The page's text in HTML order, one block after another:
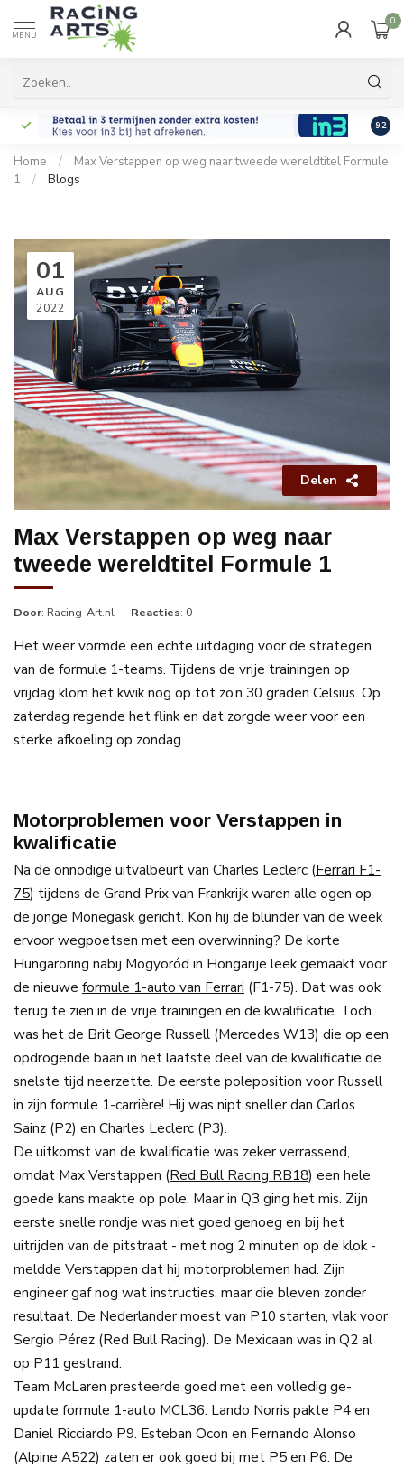
MENU
0
9.2
Home /
Max Verstappen op weg naar tweede wereldtitel Formule
1
/ Blogs
01
AUG
2022
Delen
Max Verstappen op weg naar
tweede wereldtitel Formule 1
Door: Racing-Art.nl Reacties: 0
Het weer vormde een echte uitdaging voor de strategen
van de formule 1-teams. Tijdens de vrije trainingen op
vrijdag klom het kwik nog op tot zo’n 30 graden Celsius. Op
zaterdag regende het flink en dat zorgde weer voor een
sterke afkoeling op zondag.
Motorproblemen voor Verstappen in
kwalificatie
Na de onnodige uitvalbeurt van Charles Leclerc (Ferrari F1-
75) tijdens de Grand Prix van Frankrijk waren alle ogen op
de jonge Monegask gericht. Kon hij de blunder van de week
ervoor wegpoetsen met een overwinning? De korte
Hungaroring nabij Mogyoród in Hongarije leek gemaakt voor
de nieuwe formule 1-auto van Ferrari (F1-75). Dat was ook
terug te zien in de vrije trainingen en de kwalificatie. Toch
was het de Brit George Russell (Mercedes W13) die op een
opdrogende baan in het laatste deel van de kwalificatie de
snelste tijd neerzette. De eerste poleposition voor Russell
in zijn formule 1-carrière! Hij was nipt sneller dan Carlos
Sainz (P2) en Charles Leclerc (P3).
De uitkomst van de kwalificatie was zeker verrassend,
omdat Max Verstappen (Red Bull Racing RB18) een hele
goede kans maakte op pole. Maar in Q3 ging het mis. Zijn
eerste snelle rondje was niet goed genoeg en bij het
uitrijden van de pitstraat - met nog 2 minuten op de klok -
meldde Verstappen dat hij motorproblemen had. Zijn
engineer gaf nog wat instructies, maar die bleven zonder
resultaat. De Nederlander moest van P10 starten, vlak voor
Sergio Pérez (Red Bull Racing). De Mexicaan was in Q2 al
op P11 gestrand.
Team McLaren presteerde goed met een volledig ge-
update formule 1-auto MCL36: Lando Norris pakte P4 en
Daniel Ricciardo P9. Esteban Ocon en Fernando Alonso
(Alpine A522) zaten er ook goed bij met P5 en P6. De